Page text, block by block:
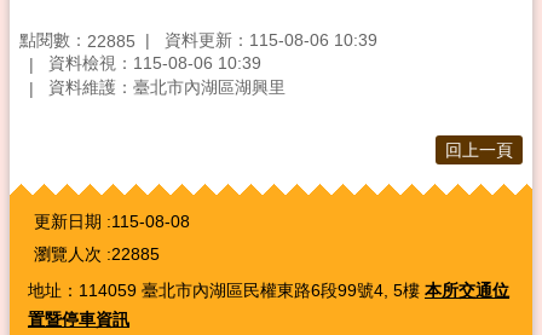
點閱數： 22885
資料更新：115-08-06 10:39
資料檢視：115-08-06 10:39
資料維護：臺北市內湖區湖興里
回上一頁
:::
更新日期
115-08-08
瀏覽人次
22885
地址：114059 臺北市內湖區民權東路6段99號4, 5樓 本所交通位
置暨停車資訊